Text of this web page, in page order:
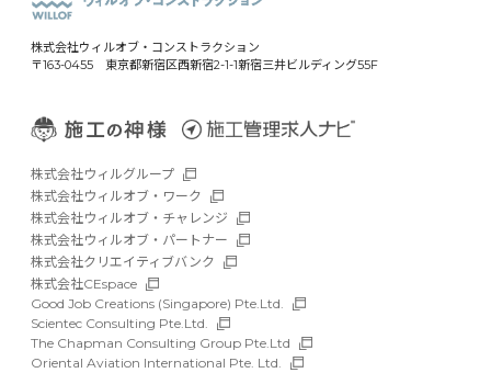
株式会社ウィルオブ・コンストラクション
〒163-0455 東京都新宿区西新宿2-1-1新宿三井ビルディング55F
株式会社ウィルグループ
株式会社ウィルオブ・ワーク
株式会社ウィルオブ・チャレンジ
株式会社ウィルオブ・パートナー
株式会社クリエイティブバンク
株式会社CEspace
Good Job Creations (Singapore) Pte.Ltd.
Scientec Consulting Pte.Ltd.
The Chapman Consulting Group Pte.Ltd
Oriental Aviation International Pte. Ltd.